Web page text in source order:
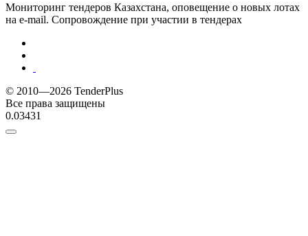
Мониторинг тендеров Казахстана, оповещение о новых лотах
на e-mail. Сопровождение при участии в тендерах
© 2010—2026 TenderPlus
Все права защищены
0.03431